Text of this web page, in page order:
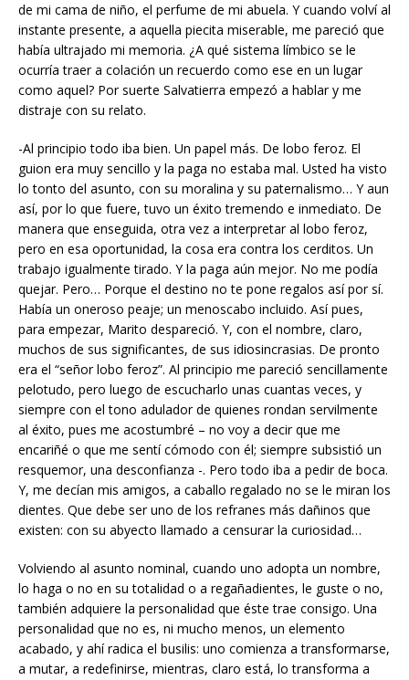
de mi cama de niño, el perfume de mi abuela. Y cuando volví al
instante presente, a aquella piecita miserable, me pareció que
había ultrajado mi memoria. ¿A qué sistema límbico se le
ocurría traer a colación un recuerdo como ese en un lugar
como aquel? Por suerte Salvatierra empezó a hablar y me
distraje con su relato.
-Al principio todo iba bien. Un papel más. De lobo feroz. El
guion era muy sencillo y la paga no estaba mal. Usted ha visto
lo tonto del asunto, con su moralina y su paternalismo… Y aun
así, por lo que fuere, tuvo un éxito tremendo e inmediato. De
manera que enseguida, otra vez a interpretar al lobo feroz,
pero en esa oportunidad, la cosa era contra los cerditos. Un
trabajo igualmente tirado. Y la paga aún mejor. No me podía
quejar. Pero… Porque el destino no te pone regalos así por sí.
Había un oneroso peaje; un menoscabo incluido. Así pues,
para empezar, Marito despareció. Y, con el nombre, claro,
muchos de sus significantes, de sus idiosincrasias. De pronto
era el “señor lobo feroz”. Al principio me pareció sencillamente
pelotudo, pero luego de escucharlo unas cuantas veces, y
siempre con el tono adulador de quienes rondan servilmente
al éxito, pues me acostumbré – no voy a decir que me
encariñé o que me sentí cómodo con él; siempre subsistió un
resquemor, una desconfianza -. Pero todo iba a pedir de boca.
Y, me decían mis amigos, a caballo regalado no se le miran los
dientes. Que debe ser uno de los refranes más dañinos que
existen: con su abyecto llamado a censurar la curiosidad…
Volviendo al asunto nominal, cuando uno adopta un nombre,
lo haga o no en su totalidad o a regañadientes, le guste o no,
también adquiere la personalidad que éste trae consigo. Una
personalidad que no es, ni mucho menos, un elemento
acabado, y ahí radica el busilis: uno comienza a transformarse,
a mutar, a redefinirse, mientras, claro está, lo transforma a